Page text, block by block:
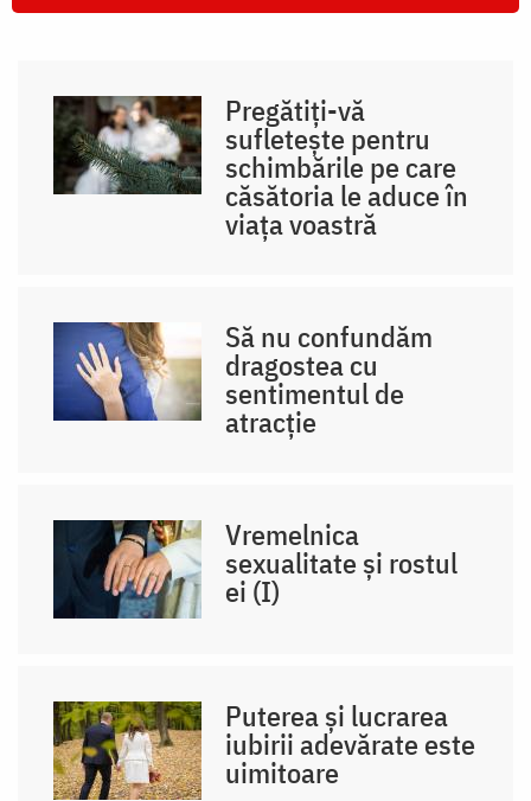
Pregătiți-vă
sufletește pentru
schimbările pe care
căsătoria le aduce în
viața voastră
Să nu confundăm
dragostea cu
sentimentul de
atracție
Vremelnica
sexualitate și rostul
ei (I)
Puterea și lucrarea
iubirii adevărate este
uimitoare